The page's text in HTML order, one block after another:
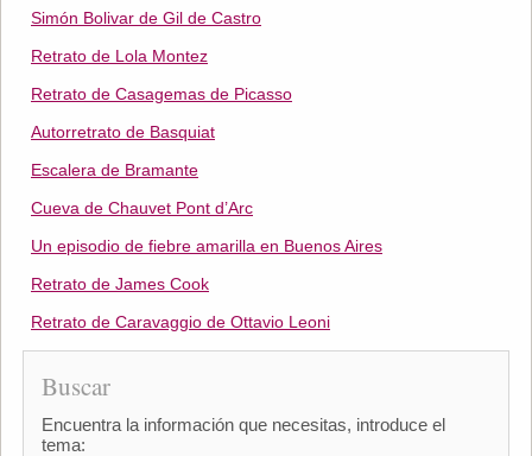
Simón Bolivar de Gil de Castro
Retrato de Lola Montez
Retrato de Casagemas de Picasso
Autorretrato de Basquiat
Escalera de Bramante
Cueva de Chauvet Pont d’Arc
Un episodio de fiebre amarilla en Buenos Aires
Retrato de James Cook
Retrato de Caravaggio de Ottavio Leoni
Buscar
Encuentra la información que necesitas, introduce el
tema: